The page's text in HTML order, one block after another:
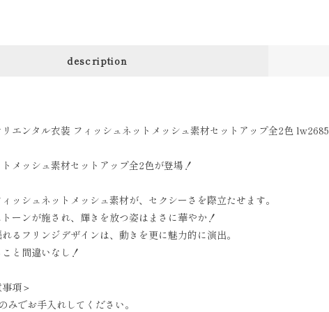
description
エンタル衣装 フィッシュネットメッシュ素材セットアップ全2色 lw2685
メッシュ素材セットアップ全2色が登場！
ッシュネットメッシュ素材が、セクシーさを際立たせます。
ーンが施され、輝きを放つ姿はまさに華やか！
るフリンジデザインは、動きを更に魅力的に演出。
と間違いなし！
項＞
みでお手入れしてください。